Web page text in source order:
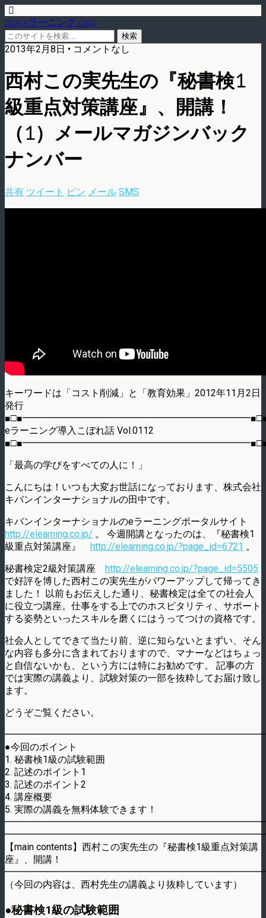
blog.eラーニング.co.jp
2013年2月8日 • コメントなし
西村この実先生の『秘書検1
級重点対策講座』、開講！
（1）メールマガジンバック
ナンバー
共有 ツイート ピン メール SMS
キーワードは「コスト削減」と「教育効果」2012年11月2日
発行
eラーニング導入こぼれ話 Vol.0112
「最高の学びをすべての人に！」
こんにちは！いつも大変お世話になっております、株式会社
キバンインターナショナルの田中です。
キバンインターナショナルのeラーニングポータルサイト
http://elearning.co.jp/ 。 今週開講となったのは、『秘書検1
級重点対策講座』 http://elearning.co.jp/?page_id=6721 。
秘書検定2級対策講座 http://elearning.co.jp/?page_id=5505
で好評を博した西村この実先生がパワーアップして帰ってき
ました！ 以前もお伝えした通り、秘書検定は全ての社会人
に役立つ講座。仕事をする上でのホスピタリティ、サポート
する姿勢といったスキルを磨くにはうってつけの資格です。
社会人としてできて当たり前、逆に知らないとまずい、そん
な内容も多分に含まれておりますので、マナーなどはちょっ
と自信ないかも、という方には特にお勧めです。 記事の方
では実際の講義より、試験対策の一部を抜粋してお届け致し
ます。
どうぞご覧ください。
●今回のポイント
1. 秘書検1級の試験範囲
2. 記述のポイント1
3. 記述のポイント2
4. 講座概要
5. 実際の講義を無料体験できます！
【main contents】西村この実先生の『秘書検1級重点対策講
座』、開講！
（今回の内容は、西村先生の講義より抜粋しています）
●秘書検1級の試験範囲